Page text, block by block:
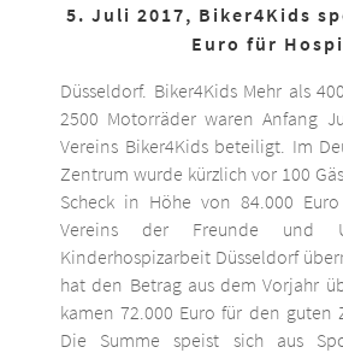
5. Juli 2017, Biker4Kids
Euro für
Düsseldorf. Biker4Kids Mehr als
2500 Motorräder waren Anfang
Vereins Biker4Kids beteiligt. Im
Zentrum wurde kürzlich vor 100
Scheck in Höhe von 84.000
Vereins der Freunde und
Kinderhospizarbeit Düsseldorf
hat den Betrag aus dem Vorjahr
kamen 72.000 Euro für den guten
Die Summe speist sich aus